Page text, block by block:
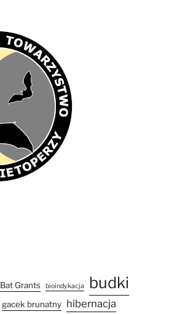
Bat Grants bioindykacja budki
gacek brunatny hibernacja